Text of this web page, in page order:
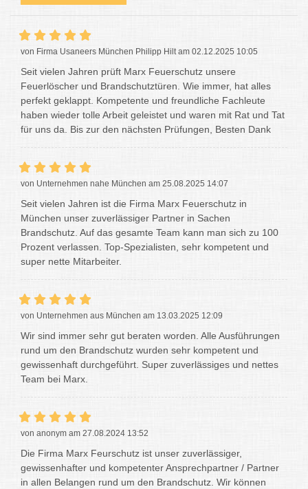
von Firma Usaneers München Philipp Hilt am 02.12.2025 10:05
Seit vielen Jahren prüft Marx Feuerschutz unsere
Feuerlöscher und Brandschutztüren. Wie immer, hat alles
perfekt geklappt. Kompetente und freundliche Fachleute
haben wieder tolle Arbeit geleistet und waren mit Rat und Tat
für uns da. Bis zur den nächsten Prüfungen, Besten Dank
von Unternehmen nahe München am 25.08.2025 14:07
Seit vielen Jahren ist die Firma Marx Feuerschutz in
München unser zuverlässiger Partner in Sachen
Brandschutz. Auf das gesamte Team kann man sich zu 100
Prozent verlassen. Top-Spezialisten, sehr kompetent und
super nette Mitarbeiter.
von Unternehmen aus München am 13.03.2025 12:09
Wir sind immer sehr gut beraten worden. Alle Ausführungen
rund um den Brandschutz wurden sehr kompetent und
gewissenhaft durchgeführt. Super zuverlässiges und nettes
Team bei Marx.
von anonym am 27.08.2024 13:52
Die Firma Marx Feurschutz ist unser zuverlässiger,
gewissenhafter und kompetenter Ansprechpartner / Partner
in allen Belangen rund um den Brandschutz. Wir können